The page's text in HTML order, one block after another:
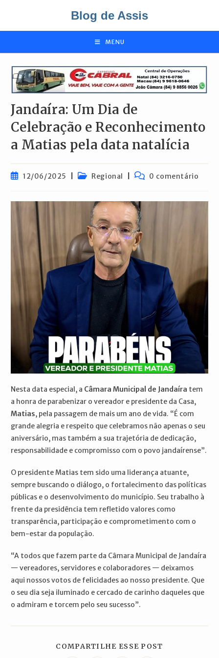
o
Blog de Assis
MENU
Jandaíra: Um Dia de
Celebração e Reconhecimento
a Matias pela data natalícia
Post12/06/2025
Categoria
Regional
Comentários
0 comentário
Nesta data especial, a Câmara Municipal de Jandaíra tem
a honra de parabenizar o vereador e presidente da Casa,
Matias, pela passagem de mais um ano de vida. “É com
grande alegria e respeito que celebramos não apenas o seu
aniversário, mas também a sua trajetória de dedicação,
responsabilidade e compromisso com o povo jandaírense”.
O presidente Matias tem sido uma liderança atuante,
sempre buscando o diálogo, o fortalecimento das políticas
públicas e o desenvolvimento do município. Seu trabalho à
frente da presidência tem refletido valores como
transparência, participação e comprometimento com o
bem-estar da população.
“A todos que fazem parte da Câmara Municipal de Jandaíra
— vereadores, servidores e colaboradores — deixamos
aqui nossos votos de felicidades ao nosso presidente. Que
o seu dia seja iluminado e cercado de carinho daqueles que
o admiram e torcem pelo seu sucesso”.
COMPARTILHE ESSE POST